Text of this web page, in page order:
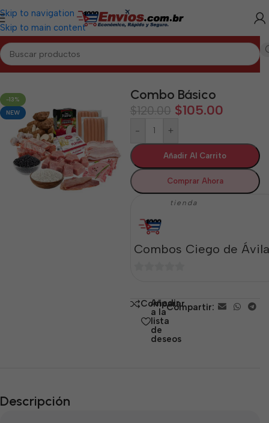
Skip to navigation
Skip to main content
DE ÁVILA/Combos de Alimentos y Mixtos Ciego de Ávila
-13%
NEW
Combo Básico
$120.00 $105.00
- +
Añadir Al Carrito
Comprar Ahora
tienda
Combos Ciego de Ávila
5 Comparar
Añadir
a la
lista
de
deseos
Compartir:
Descripción